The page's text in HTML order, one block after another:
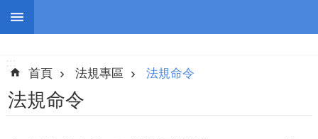
跳到主要內容區塊
搜
:::
首頁 法規專區 法規命令
法規命令